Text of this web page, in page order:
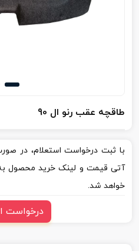
طاقچه عقب رنو ال 90
با ثبت درخواست استعلام، در
آتی قیمت و لینک خرید محصول
خواهد شد.
درخواست